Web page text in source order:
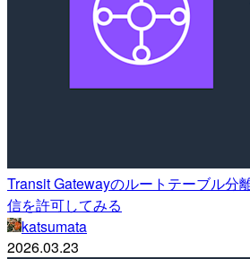
Transit Gatewayのルートテーブル分
信を許可してみる
katsumata
2026.03.23